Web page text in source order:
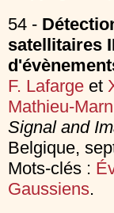
54 -
satellitaires
F. Lafargeet
Mathieu-
Signal and
Belgique,
Mots-clés :
Gaussiens.